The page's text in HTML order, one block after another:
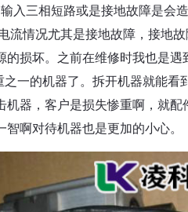
输入三相短路或是接地故障是会
情况尤其是接地故障，接地
损坏。之前在维修时我也是
一的机器了。拆开机器就能
器，客户是损失惨重啊，就
啊对待机器也是更加的小心。